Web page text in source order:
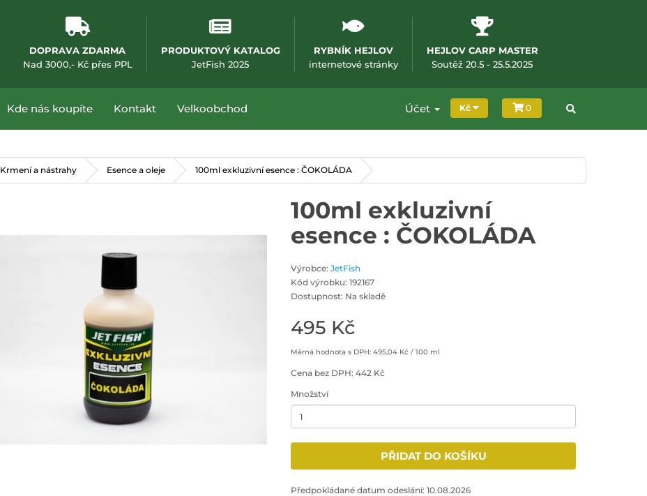
DOPRAVA ZDARMA
Nad 3000,- Kč přes PPL
PRODUKTOVÝ KATALOG
JetFish 2025(otevře se v novém okně)
RYBNÍK HEJLOV
internetové stránky(otevře se v novém okně)
HEJLOV CARP MASTER
Soutěž 20.5 - 25.5.2025(otevře se v novém
Kde nás koupíte Kontakt Velkoobchod Účet Kč 0
Krmení a nástrahy Esence a oleje 100ml exkluzivní esence : ČOKOLÁDA
100ml exkluzivní
esence : ČOKOLÁDA
Výrobce:JetFish
Kód výrobku: 192167
Dostupnost: Na skladě
495 Kč
Měrná hodnota s DPH: 495,04 Kč / 100 ml
Cena bez DPH: 442 Kč
Množství
PŘIDAT DO KOŠÍKU
Předpokládané datum odeslání: 10.08.2026